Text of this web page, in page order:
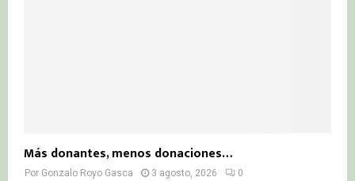
Más donantes, menos donaciones…
Por Gonzalo Royo Gasca 3 agosto, 2026 0